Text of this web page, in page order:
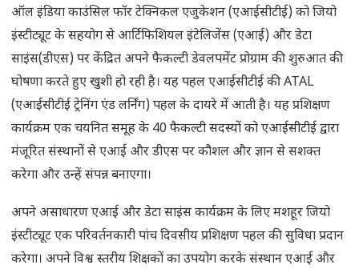
ऑल इंडिया काउंसिल फॉर टेक्निकल एजुकेशन (एआईसीटीई) को जियो
इंस्टीट्यूट के सहयोग से आर्टिफिशियल इंटेलिजेंस (एआई) और डेटा
साइंस(डीएस) पर केंद्रित अपने फैकल्टी डेवलपमेंट प्रोग्राम की शुरुआत की
घोषणा करते हुए खुशी हो रही है। यह पहल एआईसीटीई की ATAL
(एआईसीटीई ट्रेनिंग एंड लर्निंग) पहल के दायरे में आती है। यह प्रशिक्षण
कार्यक्रम एक चयनित समूह के 40 फैकल्टी सदस्यों को एआईसीटीई द्वारा
मंजूरित संस्थानों से एआई और डीएस पर कौशल और ज्ञान से सशक्त
करेगा और उन्हें संपन्न बनाएगा।
अपने असाधारण एआई और डेटा साइंस कार्यक्रम के लिए मशहूर जियो
इंस्टीट्यूट एक परिवर्तनकारी पांच दिवसीय प्रशिक्षण पहल की सुविधा प्रदान
करेगा। अपने विश्व स्तरीय शिक्षकों का उपयोग करके संस्थान एआई और